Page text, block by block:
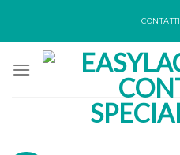
CONTATTI